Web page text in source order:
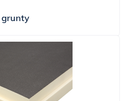
grunty